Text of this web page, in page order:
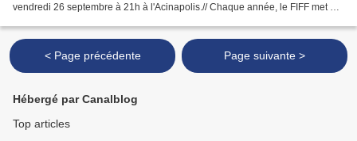
vendredi 26 septembre à 21h à l'Acinapolis.// Chaque année, le FIFF met à
< Page précédente Page suivante >
Hébergé par Canalblog
Top articles